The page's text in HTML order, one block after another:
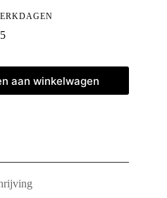
aan winkelwagen